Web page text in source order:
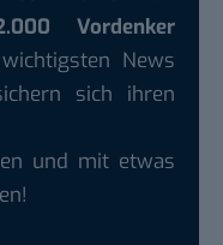
Vordenker
News
sich ihren
und mit etwas